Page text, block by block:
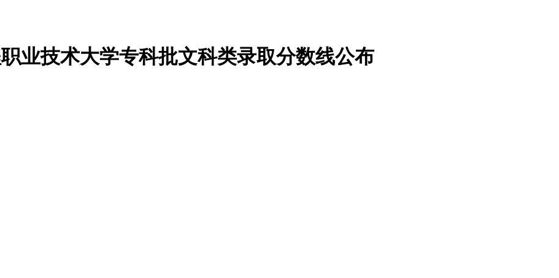
业技术大学专科批文科类录取分数线公布